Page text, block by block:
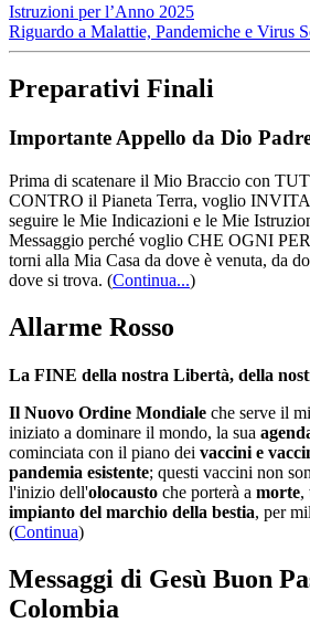
Istruzioni per l’Anno 2025
Riguardo a Malattie, Pandemiche e Virus
Preparativi Finali
Importante Appello da Dio
Prima di scatenare il Mio Braccio con
CONTRO il Pianeta Terra, voglio
seguire le Mie Indicazioni e le Mie
Messaggio perché voglio CHE OGNI
torni alla Mia Casa da dove è venuta, da
dove si trova. (Continua...)
Allarme Rosso
La FINE della nostra Libertà, della
Il Nuovo Ordine Mondiale che serve il
iniziato a dominare il mondo, la sua
cominciata con il piano dei vaccini e
pandemia esistente; questi vaccini non
l'inizio dell'olocausto che porterà a morte,
impianto del marchio della bestia, per
(Continua)
Messaggi di Gesù Buon
Colombia